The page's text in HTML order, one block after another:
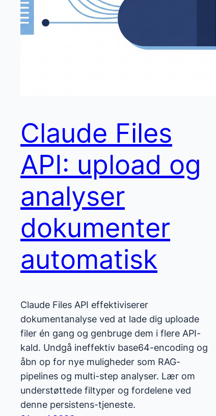
Claude Files
API: upload og
analyser
dokumenter
automatisk
Claude Files API effektiviserer
dokumentanalyse ved at lade dig uploade
filer én gang og genbruge dem i flere API-
kald. Undgå ineffektiv base64-encoding og
åbn op for nye muligheder som RAG-
pipelines og multi-step analyser. Lær om
understøttede filtyper og fordelene ved
denne persistens-tjeneste.